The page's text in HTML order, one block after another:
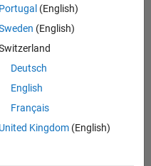
Portugal (English)
(English)
Deutsch
English
Français
United Kingdom(English)